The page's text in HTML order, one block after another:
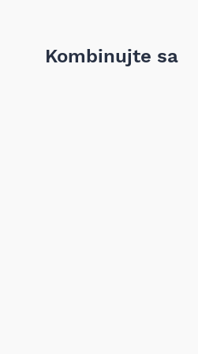
Kombinujte sa